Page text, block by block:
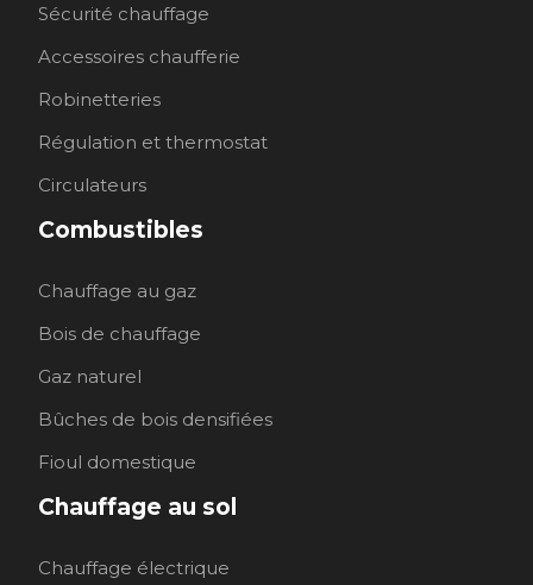
Sécurité chauffage
Accessoires chaufferie
Robinetteries
Régulation et thermostat
Circulateurs
Combustibles
Chauffage au gaz
Bois de chauffage
Gaz naturel
Bûches de bois densifiées
Fioul domestique
Chauffage au sol
Chauffage électrique